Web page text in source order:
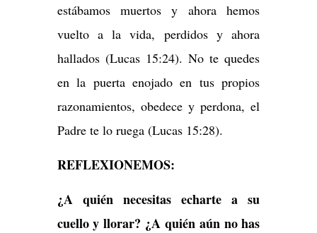
estábamos muertos y ahora hemos
vuelto a la vida, perdidos y ahora
hallados (Lucas 15:24). No te quedes
en la puerta enojado en tus propios
razonamientos, obedece y perdona, el
Padre te lo ruega (Lucas 15:28).
REFLEXIONEMOS:
¿A quién necesitas echarte a su
cuello y llorar? ¿A quién aún no has